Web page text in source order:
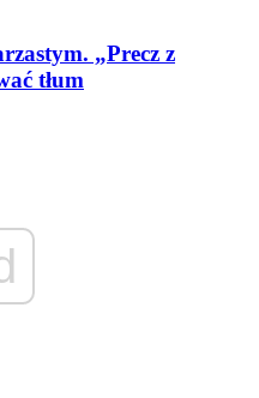
„Precz z
tłum